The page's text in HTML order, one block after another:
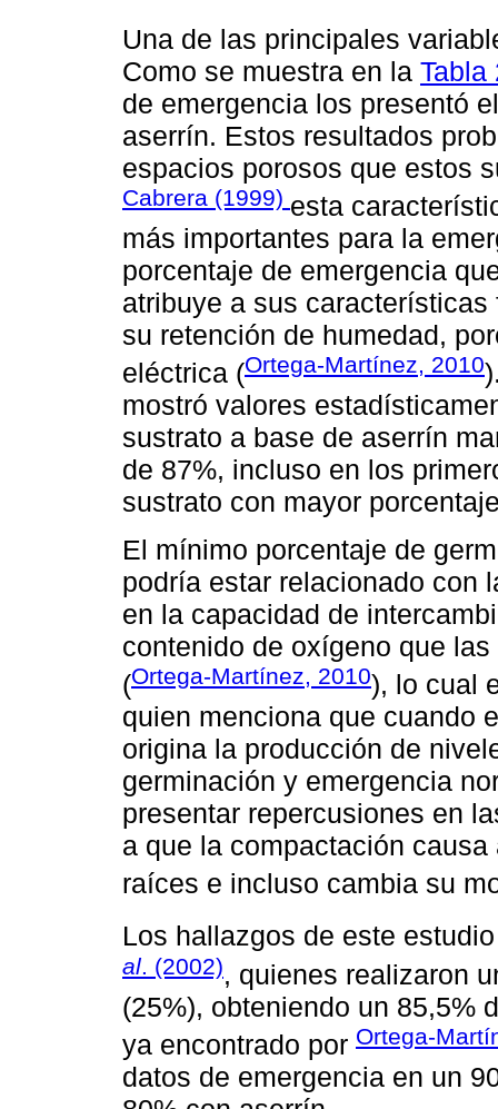
Una de las principales
Como se muestra en la Tabla
de emergencia los presentó
aserrín. Estos resultados
espacios porosos que estos
Cabrera (1999) esta
más importantes para la
porcentaje de emergencia
atribuye a sus
su retención de humedad,
eléctrica (Ortega-Martínez, 2010
mostró valores
sustrato a base de aserrín
de 87%, incluso en los
sustrato con mayor
El mínimo porcentaje de
podría estar relacionado con
en la capacidad de
contenido de oxígeno que
(Ortega-Martínez, 2010), lo cual
quien menciona que cuando
origina la producción de
germinación y emergencia
presentar repercusiones en
a que la compactación
raíces e incluso cambia su
Los hallazgos de este
al. (2002), quienes realizaron
(25%), obteniendo un 85,5%
ya encontrado por Ortega-
datos de emergencia en un